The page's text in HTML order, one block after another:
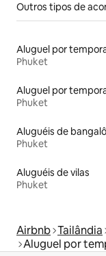
Outros tipos de
Phuket
Phuket
Aluguéis de
Phuket
Aluguéis de vilas
Phuket
Airbnb Tailândia
Aluguel por